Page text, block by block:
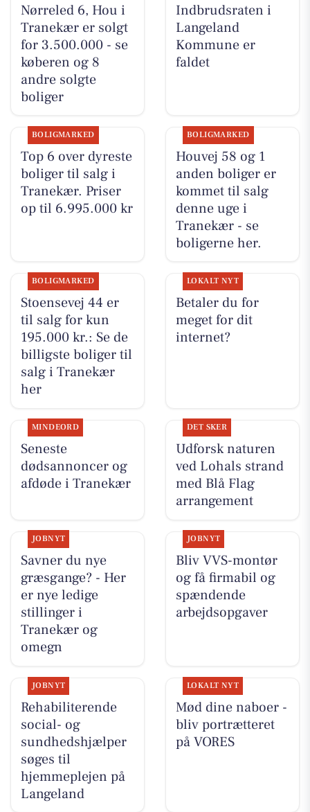
Nørreled 6, Hou i
Tranekær er solgt
for 3.500.000 - se
køberen og 8
andre solgte
boliger
Indbrudsraten i
Langeland
Kommune er
faldet
BOLIGMARKED
Top 6 over dyreste
boliger til salg i
Tranekær. Priser
op til 6.995.000 kr
BOLIGMARKED
Houvej 58 og 1
anden boliger er
kommet til salg
denne uge i
Tranekær - se
boligerne her.
BOLIGMARKED
Stoensevej 44 er
til salg for kun
195.000 kr.: Se de
billigste boliger til
salg i Tranekær
her
LOKALT NYT
Betaler du for
meget for dit
internet?
MINDEORD
Seneste
dødsannoncer og
afdøde i Tranekær
DET SKER
Udforsk naturen
ved Lohals strand
med Blå Flag
arrangement
JOBNYT
Savner du nye
græsgange? - Her
er nye ledige
stillinger i
Tranekær og
omegn
JOBNYT
Bliv VVS-montør
og få firmabil og
spændende
arbejdsopgaver
JOBNYT
Rehabiliterende
social- og
sundhedshjælper
søges til
hjemmeplejen på
Langeland
LOKALT NYT
Mød dine naboer -
bliv portrætteret
på VORES